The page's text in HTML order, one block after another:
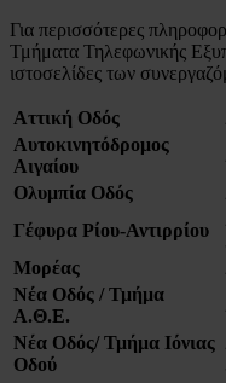
Για περισσότερες
Τμήματα Τηλεφωνικής
ιστοσελίδες των
Αττική Οδός
Αυτοκινητόδρομος
Αιγαίου
Ολυμπία Οδός
Γέφυρα Ρίου-Αντιρρίου
Μορέας
Νέα Οδός / Τμήμα
Α.Θ.Ε.
Νέα Οδός/ Τμήμα Ιόνιας
Οδού